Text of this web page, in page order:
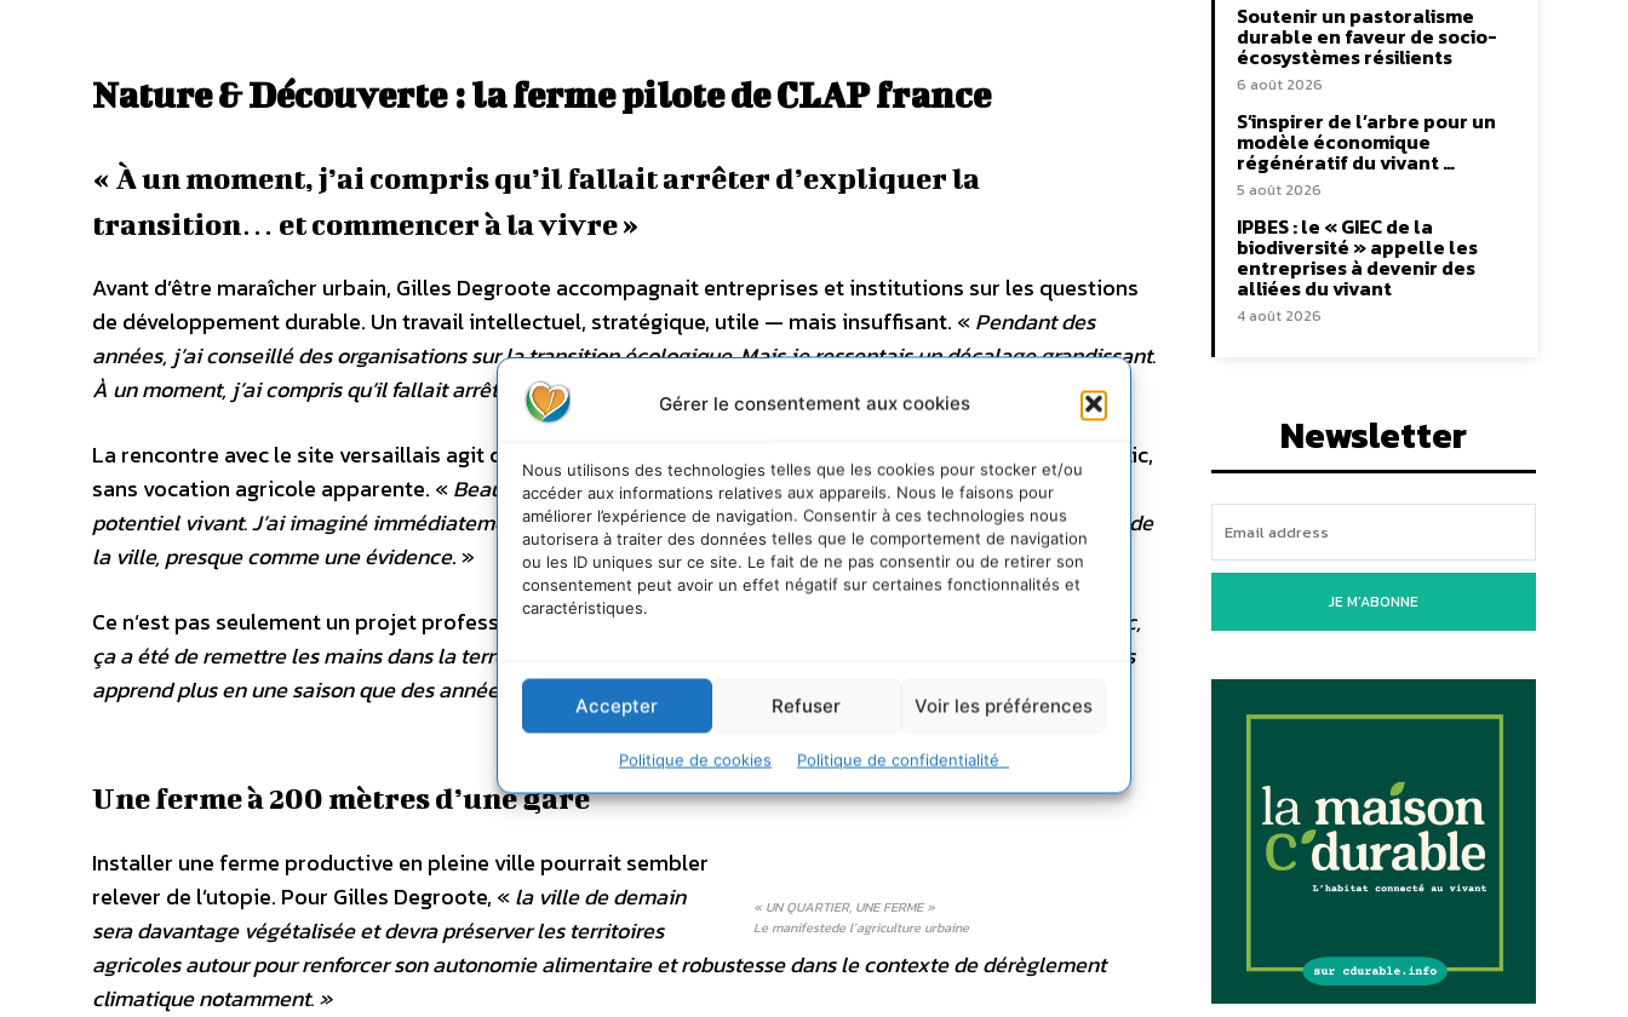
Gérer le consentement aux cookies
Nous utilisons des technologies telles que les cookies pour stocker et/ou
accéder aux informations relatives aux appareils. Nous le faisons pour
améliorer l’expérience de navigation. Consentir à ces technologies nous
autorisera à traiter des données telles que le comportement de navigation
ou les ID uniques sur ce site. Le fait de ne pas consentir ou de retirer son
consentement peut avoir un effet négatif sur certaines fonctionnalités et
caractéristiques.
Accepter Refuser Voir les préférences
Politique de cookies Politique de confidentialité
Nature & Découverte : la ferme pilote de CLAP france
« À un moment, j’ai compris qu’il fallait arrêter d’expliquer la
transition… et commencer à la vivre »
Avant d’être maraîcher urbain, Gilles Degroote accompagnait entreprises et institutions sur les questions
de développement durable. Un travail intellectuel, stratégique, utile — mais insuffisant. «Pendant des
années, j’ai conseillé des organisations sur la transition écologique. Mais je ressentais un décalage grandissant.
À un moment, j’ai compris qu’il fallait arrêter d’expliquer la transition… et commencer à la vivre
La rencontre avec le site versaillais agit comme un révélateur. Un ancien bassin historique, fermé au public,
sans vocation agricole apparente. «Beaucoup voyaient un lieu technique ou patrimonial. Moi, j’ai vu un
potentiel vivant. J’ai imaginé immédiatement un espace nourricier, pédagogique, ouvert. Une ferme au cœur de
la ville, presque comme une évidence. »
Ce n’est pas seulement un projet professionnel qui naît alors, mais un basculement personnel. «
Le déclic,
ça a été de remettre les mains dans la terre. La terre vous remet instantanément à votre juste place. Elle vous
apprend plus en une saison que des années de réunions. »
Une ferme à 200 mètres d’une gare
« UN QUARTIER, UNE FERME »
Le manifestede l’agriculture urbaine
Installer une ferme productive en pleine ville pourrait sembler
relever de l’utopie. Pour Gilles Degroote, «la ville de demain
sera davantage végétalisée et devra préserver les territoires
agricoles autour pour renforcer son autonomie alimentaire et robustesse dans le contexte de dérèglement
climatique notamment.»
Soutenir un pastoralisme
durable en faveur de socio-
écosystèmes résilients
6 août 2026
S’inspirer de l’arbre pour un
modèle économique
régénératif du vivant …
5 août 2026
IPBES : le « GIEC de la
biodiversité » appelle les
entreprises à devenir des
alliées du vivant
4 août 2026
Newsletter
JE M'ABONNE